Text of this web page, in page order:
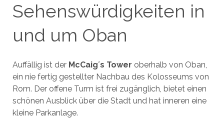
Sehenswürdigkeiten in
und um Oban
Auffällig ist der McCaig´s Tower oberhalb von Oban,
ein nie fertig gestellter Nachbau des Kolosseums von
Rom. Der offene Turm ist frei zugänglich, bietet einen
schönen Ausblick über die Stadt und hat inneren eine
kleine Parkanlage.